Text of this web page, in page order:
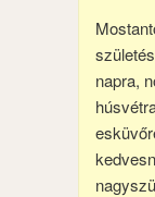
napra,